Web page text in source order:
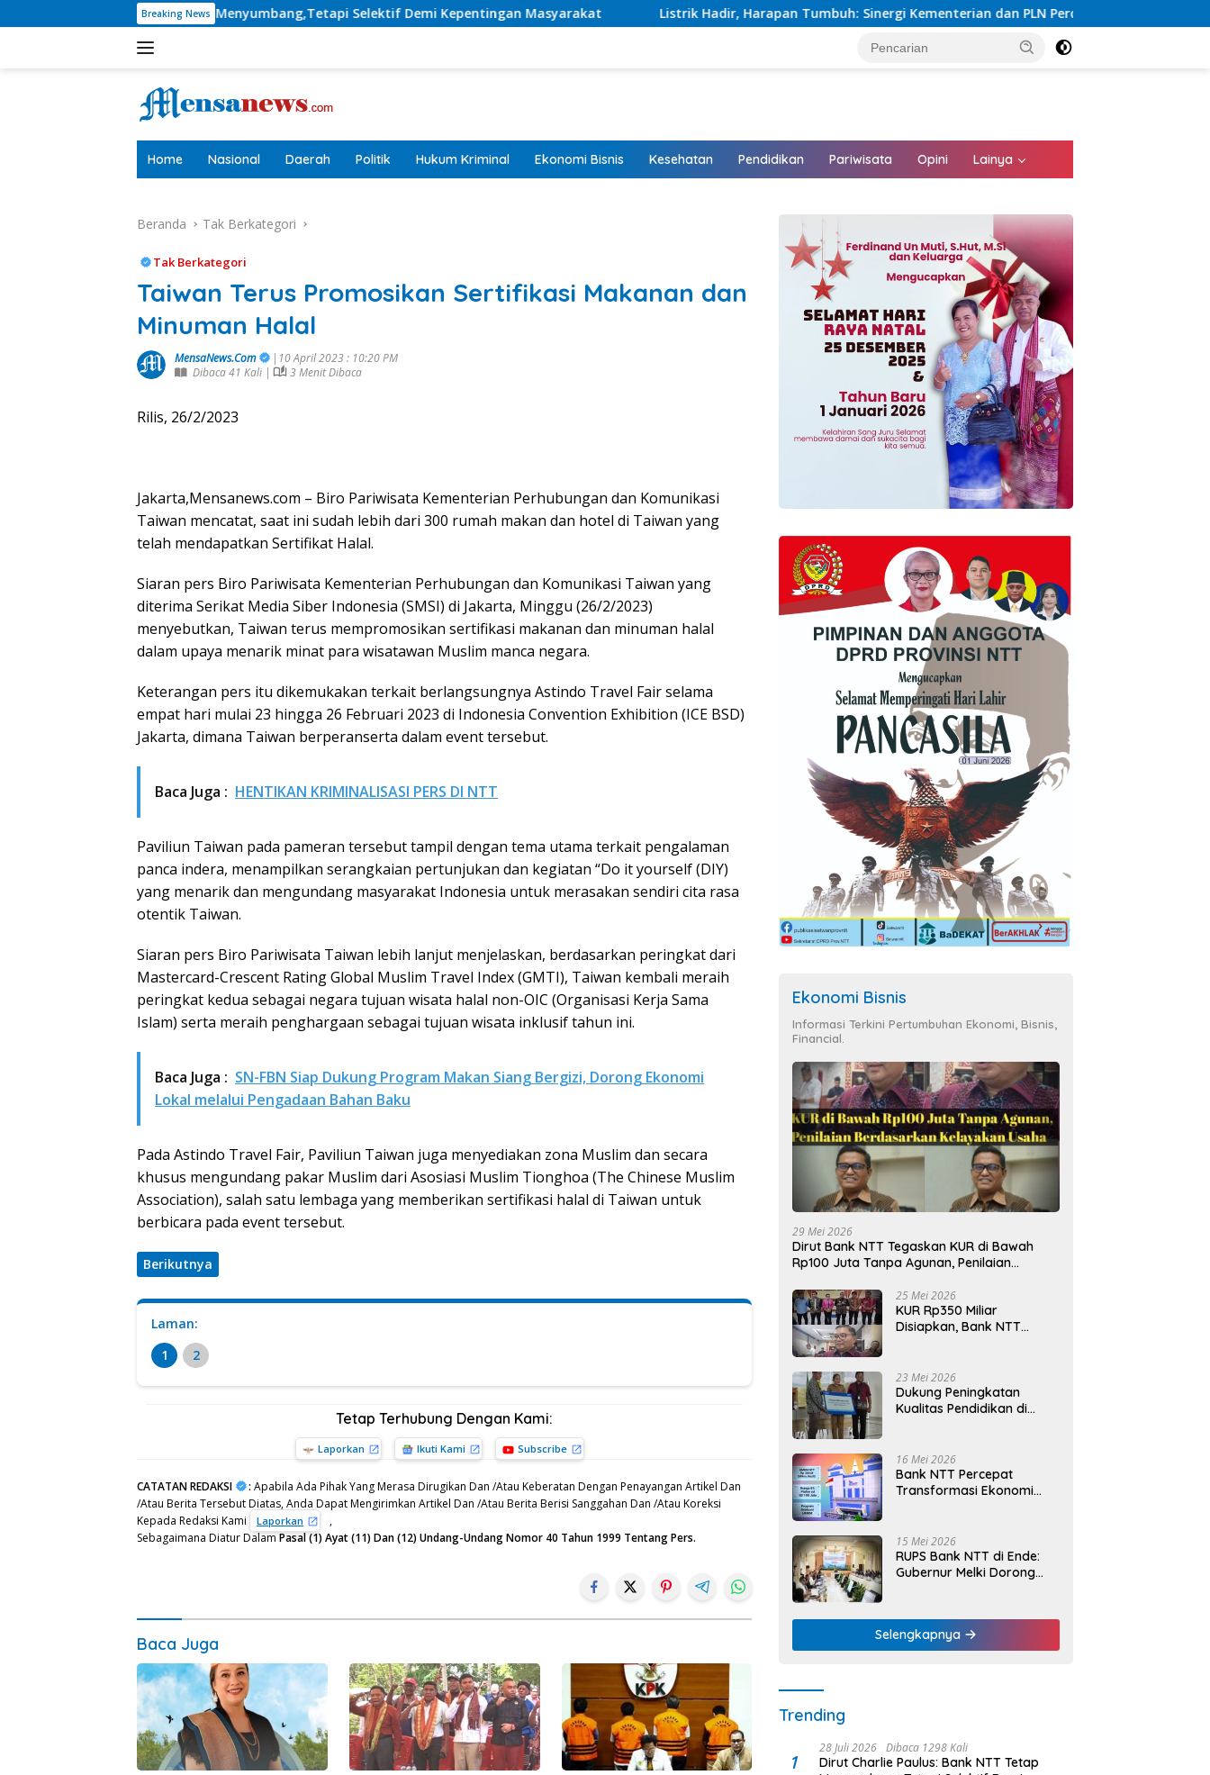
ke
Breaking News
Tetap Menyumbang,Tetapi Selektif Demi Kepentingan Masyarakat Listrik Hadir, Harapan Tumbuh: Sinergi Kementerian dan PLN Percepat Pembangunan Infrastruktur Desa
Home Nasional Daerah Politik Hukum Kriminal Ekonomi Bisnis Kesehatan Pendidikan Pariwisata Opini Lainya
Beranda Tak Berkategori
Tak Berkategori
Taiwan Terus Promosikan Sertifikasi Makanan dan
Minuman Halal
MensaNews.Com
|10 April 2023 : 10:20 PM
Dibaca 41 Kali |
3 Menit Dibaca
Rilis, 26/2/2023
Jakarta,Mensanews.com – Biro Pariwisata Kementerian Perhubungan dan Komunikasi
Taiwan mencatat, saat ini sudah lebih dari 300 rumah makan dan hotel di Taiwan yang
telah mendapatkan Sertifikat Halal.
Siaran pers Biro Pariwisata Kementerian Perhubungan dan Komunikasi Taiwan yang
diterima Serikat Media Siber Indonesia (SMSI) di Jakarta, Minggu (26/2/2023)
menyebutkan, Taiwan terus mempromosikan sertifikasi makanan dan minuman halal
dalam upaya menarik minat para wisatawan Muslim manca negara.
Keterangan pers itu dikemukakan terkait berlangsungnya Astindo Travel Fair selama
empat hari mulai 23 hingga 26 Februari 2023 di Indonesia Convention Exhibition (ICE BSD)
Jakarta, dimana Taiwan berperanserta dalam event tersebut.
Baca Juga : HENTIKAN KRIMINALISASI PERS DI NTT
Paviliun Taiwan pada pameran tersebut tampil dengan tema utama terkait pengalaman
panca indera, menampilkan serangkaian pertunjukan dan kegiatan “Do it yourself (DIY)
yang menarik dan mengundang masyarakat Indonesia untuk merasakan sendiri cita rasa
otentik Taiwan.
Siaran pers Biro Pariwisata Taiwan lebih lanjut menjelaskan, berdasarkan peringkat dari
Mastercard-Crescent Rating Global Muslim Travel Index (GMTI), Taiwan kembali meraih
peringkat kedua sebagai negara tujuan wisata halal non-OIC (Organisasi Kerja Sama
Islam) serta meraih penghargaan sebagai tujuan wisata inklusif tahun ini.
Baca Juga : SN-FBN Siap Dukung Program Makan Siang Bergizi, Dorong Ekonomi
Lokal melalui Pengadaan Bahan Baku
Pada Astindo Travel Fair, Paviliun Taiwan juga menyediakan zona Muslim dan secara
khusus mengundang pakar Muslim dari Asosiasi Muslim Tionghoa (The Chinese Muslim
Association), salah satu lembaga yang memberikan sertifikasi halal di Taiwan untuk
berbicara pada event tersebut.
Berikutnya
Laman:
1
2
Tetap Terhubung Dengan Kami:
Laporkan Ikuti Kami Subscribe
CATATAN REDAKSI : Apabila Ada Pihak Yang Merasa Dirugikan Dan /Atau Keberatan Dengan Penayangan Artikel Dan
/Atau Berita Tersebut Diatas, Anda Dapat Mengirimkan Artikel Dan /Atau Berita Berisi Sanggahan Dan /Atau Koreksi
Kepada Redaksi Kami
Laporkan
,
Sebagaimana Diatur DalamPasal (1) Ayat (11) Dan (12) Undang-Undang Nomor 40 Tahun 1999 Tentang Pers.
Baca Juga
Ekonomi Bisnis
Informasi Terkini Pertumbuhan Ekonomi, Bisnis,
Financial.
29 Mei 2026
Dirut Bank NTT Tegaskan KUR di Bawah
Rp100 Juta Tanpa Agunan, Penilaian
25 Mei 2026
KUR Rp350 Miliar
Disiapkan, Bank NTT
23 Mei 2026
Dukung Peningkatan
Kualitas Pendidikan di
Mahasiswa Universitas
Katolik Weetebula
16 Mei 2026
Bank NTT Percepat
Transformasi Ekonomi
Baru
15 Mei 2026
RUPS Bank NTT di Ende:
Gubernur Melki Dorong
Selengkapnya
Trending
1
28 Juli 2026 Dibaca 1298 Kali
Dirut Charlie Paulus: Bank NTT Tetap